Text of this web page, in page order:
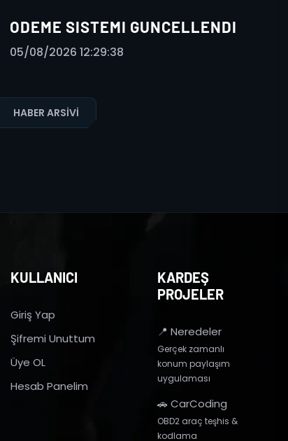
ODEME SISTEMI GUNCELLENDI
05/08/2026 12:29:38
HABER ARSIVI
KULLANICI
Giriş Yap
Şifremi Unuttum
Üye OL
Hesab Panelim
KARDEŞ
PROJELER
📍 Neredeler
Gerçek zamanlı
konum paylaşım
uygulaması
🚗 CarCoding
OBD2 araç teşhis &
kodlama